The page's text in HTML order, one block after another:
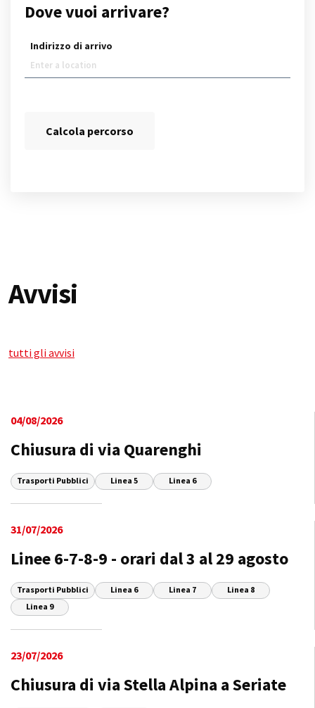
Dove vuoi arrivare?
Indirizzo di arrivo
Avvisi
tutti gli avvisi
04/08/2026
Chiusura di via Quarenghi
Trasporti Pubblici Linea 5 Linea 6
31/07/2026
Linee 6-7-8-9 - orari dal 3 al 29 agosto
Trasporti Pubblici Linea 6 Linea 7
Linea 8
Linea 9
23/07/2026
Chiusura di via Stella Alpina a Seriate